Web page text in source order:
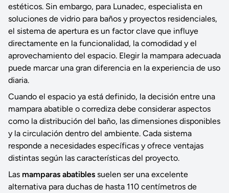
estéticos. Sin embargo, para Lunadec, especialista en
soluciones de vidrio para baños y proyectos residenciales,
el sistema de apertura es un factor clave que influye
directamente en la funcionalidad, la comodidad y el
aprovechamiento del espacio. Elegir la mampara adecuada
puede marcar una gran diferencia en la experiencia de uso
diaria.
Cuando el espacio ya está definido, la decisión entre una
mampara abatible o corrediza debe considerar aspectos
como la distribución del baño, las dimensiones disponibles
y la circulación dentro del ambiente. Cada sistema
responde a necesidades específicas y ofrece ventajas
distintas según las características del proyecto.
Las mamparas abatibles suelen ser una excelente
alternativa para duchas de hasta 110 centímetros de